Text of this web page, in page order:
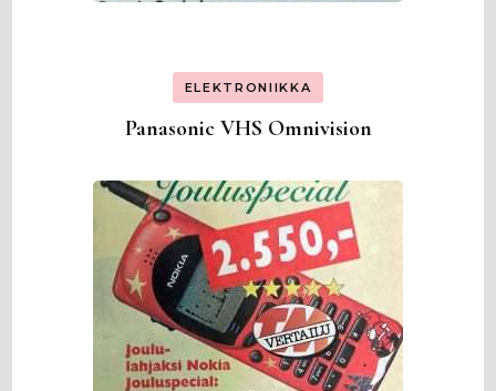
ELEKTRONIIKKA
Panasonic VHS Omnivision